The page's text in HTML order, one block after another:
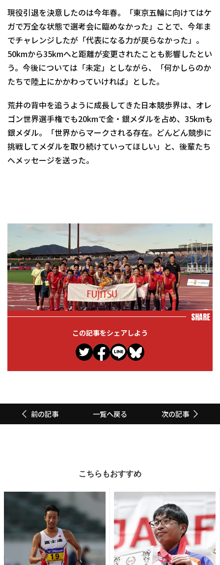
現役引退を決意したのは今年春。「東京五輪に向けてはケ
ガで万全な状態で選考会に臨めなかった」ことで、今年ま
でチャレンジしたが「代表になる力が戻らなかった」。
50kmから35kmへと距離が変更されたことも影響したとい
う。今後については「未定」としながら、「何かしらのか
たちで陸上にかかわっていければ」とした。
荒井の背中を追うように成長してきた日本競歩界は、オレ
ゴン世界選手権でも20kmで金・銀メダルを占め、35kmも
銀メダル。「世界からマークされる存在。どんどん競歩に
挑戦してメダルを取り続けていってほしい」と、後輩たち
へメッセージを送った。
SHARE
この記事をシェアしよう
前の記事 一覧へ戻る 次の記事
こちらもおすすめ